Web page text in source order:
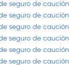
seguro de caución
seguro de caución
seguro de caución
seguro de caución
seguro de caución
seguro de caución